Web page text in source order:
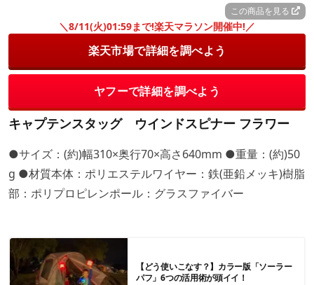
この商品を見る
＼8/11(火)01:59まで!楽天マラソン開催中!／
楽天市場で詳細を調べよう
ヤフーで詳細を調べよう
キャプテンスタッグ ウインドスピナー フラワー
●サイズ：(約)幅310×奥行70×高さ640mm ●重量：(約)50
g ●材質本体：ポリエステルワイヤー：鉄(亜鉛メッキ)樹脂
部：ポリプロピレンポール：グラスファイバー
【どう使いこなす？】カラー版「ソーラー
パフ」6つの活用術が頭イイ！